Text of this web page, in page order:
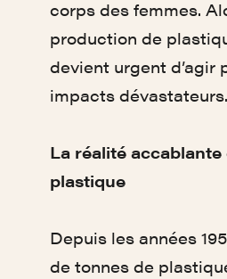
corps des femmes.
production de
devient urgent d’agir
impacts dévastateurs.
La réalité accablante
plastique
Depuis les années
de tonnes de